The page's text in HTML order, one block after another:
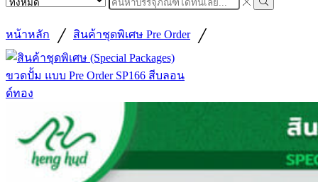
input
Search
หน้าหลัก / สินค้าชุดพิเศษ Pre Order /